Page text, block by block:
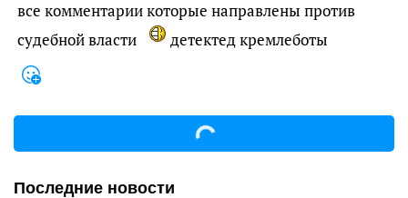
все комментарии которые направлены против
судебной власти
детектед кремлеботы
Последние новости